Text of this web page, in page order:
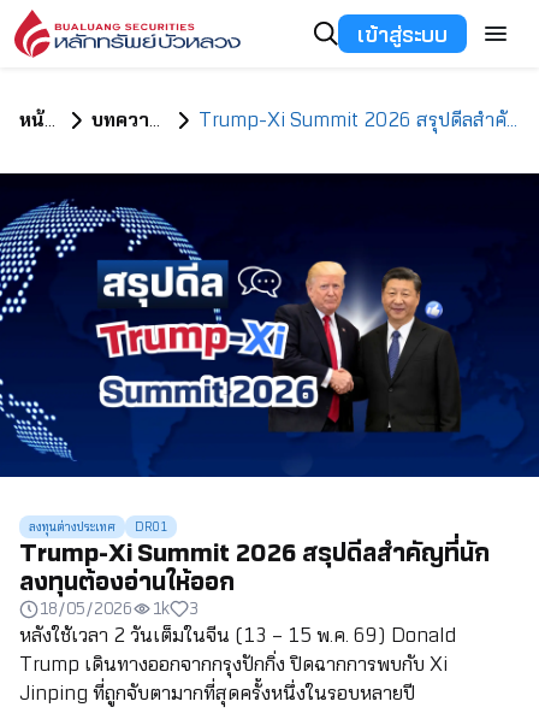
เข้าสู่ระบบ
หน้าแรก บทความทั้งหมด Trump-Xi Summit 2026 สรุปดีลสำคัญที่นักลงทุนต้องอ่านให้ออก
ลงทุนต่างประเทศ DR01
Trump-Xi Summit 2026 สรุปดีลสำคัญที่นัก
ลงทุนต้องอ่านให้ออก
18/05/2026 1k 3
หลังใช้เวลา 2 วันเต็มในจีน (13 – 15 พ.ค. 69) Donald
Trump เดินทางออกจากกรุงปักกิ่ง ปิดฉากการพบกับ Xi
Jinping ที่ถูกจับตามากที่สุดครั้งหนึ่งในรอบหลายปี